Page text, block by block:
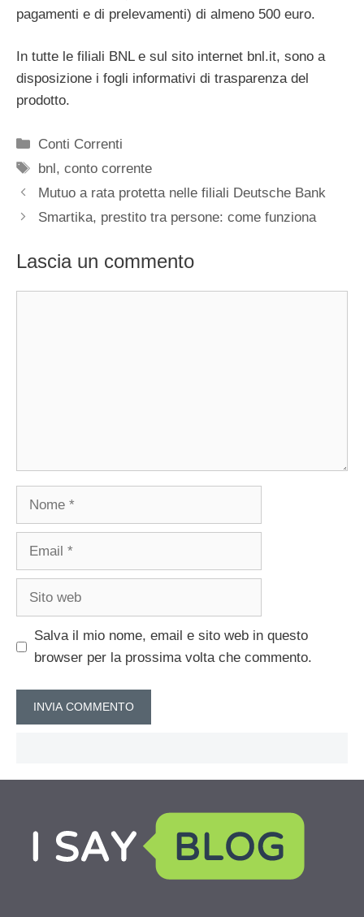
pagamenti e di prelevamenti) di almeno 500 euro.
In tutte le filiali BNL e sul sito internet bnl.it, sono a
disposizione i fogli informativi di trasparenza del
prodotto.
Categorie
Conti Correnti
Tag
bnl,conto corrente
Mutuo a rata protetta nelle filiali Deutsche Bank
Smartika, prestito tra persone: come funziona
Lascia un commento
Nome
Email
Sito
Salva il mio nome, email e sito web in questo
browser per la prossima volta che commento.